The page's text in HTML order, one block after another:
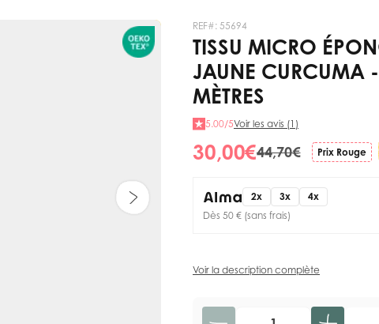
REF#: 55694
TISSU MICRO
JAUNE CURCUMA
MÈTRES
5.00/5Voir les avis (1)
44,70 €
30,00 € Prix Rouge
2x 3x
4x
Dès 50 € (sans frais)
Voir la description complète
Quantité